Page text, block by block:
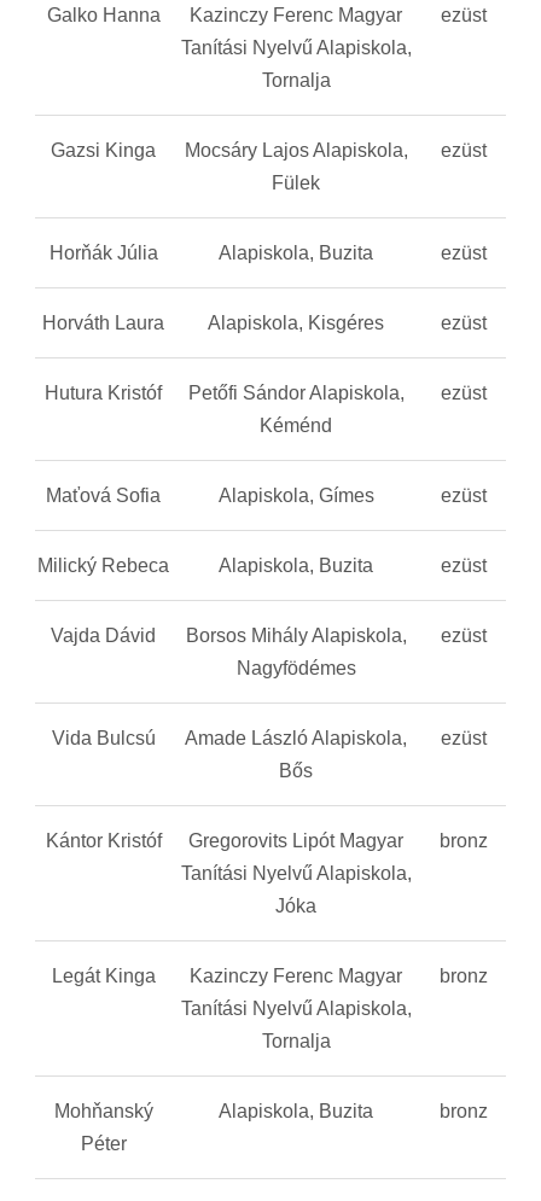
Galko Hanna
Kazinczy Ferenc Magyar
Tanítási Nyelvű Alapiskola,
Tornalja
ezüst
Gazsi Kinga
Mocsáry Lajos Alapiskola,
Fülek
ezüst
Horňák Júlia Alapiskola, Buzita ezüst
Horváth Laura Alapiskola, Kisgéres ezüst
Hutura Kristóf
Petőfi Sándor Alapiskola,
Kéménd
ezüst
Maťová Sofia Alapiskola, Gímes ezüst
Milický Rebeca Alapiskola, Buzita ezüst
Vajda Dávid
Borsos Mihály Alapiskola,
Nagyfödémes
ezüst
Vida Bulcsú
Amade László Alapiskola,
Bős
ezüst
Kántor Kristóf
Gregorovits Lipót Magyar
Tanítási Nyelvű Alapiskola,
Jóka
bronz
Legát Kinga
Kazinczy Ferenc Magyar
Tanítási Nyelvű Alapiskola,
Tornalja
bronz
Mohňanský
Péter
Alapiskola, Buzita bronz